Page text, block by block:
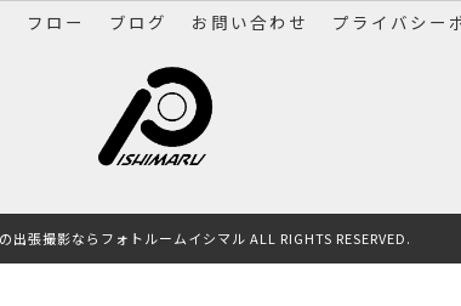
フロー ブログ お問い合わせ プライバシー
出張撮影ならフォトルームイシマル ALL RIGHTS RESERVED.